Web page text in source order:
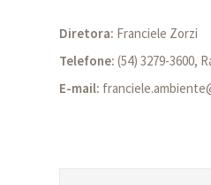
Diretora: Franciele Zorzi
Telefone: (54) 3279-3600,
E-mail: